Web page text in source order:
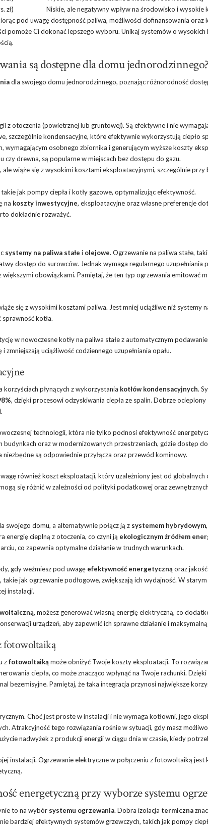
zł)
Niskie, ale negatywny wpływ na środowisko i wysokie
pod uwagę dostępność paliwa, możliwości dofinansowania oraz
pomoże Ci dokonać lepszego wyboru. Unikaj systemów o wysokich
są dostępne dla domu jednorodzinnego?
dla swojego domu jednorodzinnego, poznając różnorodność
z otoczenia (powietrznej lub gruntowej). Są efektywne i nie
szczególnie kondensacyjne, które efektywnie wykorzystują ciepło
wymagającym osobnego zbiornika i generującym wyższe koszty
czy drewna, są popularne w miejscach bez dostępu do gazu.
wiąże się z wysokimi kosztami eksploatacyjnymi, szczególnie przy
takie jak pompy ciepła i kotły gazowe, optymalizując efektywność.
na koszty inwestycyjne, eksploatacyjne oraz własne preferencje
dokładnie rozważyć.
systemy na paliwa stałe i olejowe. Ogrzewanie na paliwa stałe,
dostęp do surowców. Jednak wymaga regularnego uzupełniania
obowiązkami. Pamiętaj, że ten typ ogrzewania emitować
się z wysokimi kosztami paliwa. Jest mniej uciążliwe niż systemy
kotła.
w nowoczesne kotły na paliwa stałe z automatycznym
uciążliwość codziennego uzupełniania opału.
korzyściach płynących z wykorzystania kotłów kondensacyjnych.
, dzięki procesowi odzyskiwania ciepła ze spalin. Dobrze ocieplony
technologii, która nie tylko podnosi efektywność
budynkach oraz w modernizowanych przestrzeniach, gdzie dostęp
są odpowiednie przyłącza oraz przewód kominowy.
również koszt eksploatacji, który uzależniony jest od globalnych
się różnić w zależności od polityki podatkowej oraz
swojego domu, a alternatywnie połącz ją z systemem hybrydowym
energię cieplną z otoczenia, co czyni ją ekologicznym źródłem
co zapewnia optymalne działanie w trudnych warunkach.
gdy weźmiesz pod uwagę efektywność energetyczną oraz
jak ogrzewanie podłogowe, zwiększają ich wydajność. W
instalacji.
, możesz generować własną energię elektryczną, co
urządzeń, aby zapewnić ich sprawne działanie i
fotowoltaiką
zfotowoltaiką może obniżyć Twoje koszty eksploatacji. To
ciepła, co może znacząco wpłynąć na Twoje rachunki.
bezemisyjne. Pamiętaj, że taka integracja przynosi największe
Choć jest proste w instalacji i nie wymaga kotłowni, jego
Atrakcyjność tego rozwiązania rośnie w sytuacji, gdy masz
nadwyżek z produkcji energii w ciągu dnia w czasie, kiedy
instalacji. Ogrzewanie elektryczne w połączeniu z fotowoltaiką
energetyczną przy wyborze systemu
to na wybór systemu ogrzewania. Dobra izolacja termiczna
bardziej efektywnych systemów grzewczych, takich jak pompy